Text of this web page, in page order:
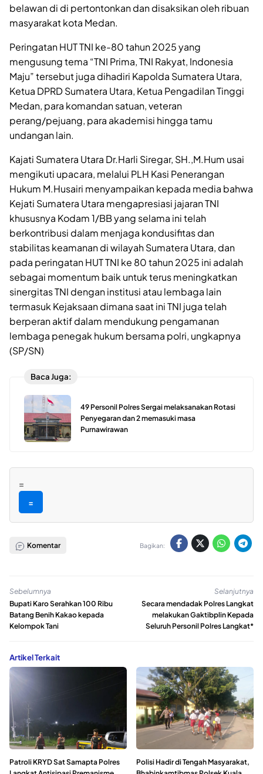
belawan di di pertontonkan dan disaksikan oleh ribuan
masyarakat kota Medan.
Peringatan HUT TNI ke-80 tahun 2025 yang
mengusung tema “TNI Prima, TNI Rakyat, Indonesia
Maju” tersebut juga dihadiri Kapolda Sumatera Utara,
Ketua DPRD Sumatera Utara, Ketua Pengadilan Tinggi
Medan, para komandan satuan, veteran
perang/pejuang, para akademisi hingga tamu
undangan lain.
Kajati Sumatera Utara Dr.Harli Siregar, SH.,M.Hum usai
mengikuti upacara, melalui PLH Kasi Penerangan
Hukum M.Husairi menyampaikan kepada media bahwa
Kejati Sumatera Utara mengapresiasi jajaran TNI
khususnya Kodam 1/BB yang selama ini telah
berkontribusi dalam menjaga kondusifitas dan
stabilitas keamanan di wilayah Sumatera Utara, dan
pada peringatan HUT TNI ke 80 tahun 2025 ini adalah
sebagai momentum baik untuk terus meningkatkan
sinergitas TNI dengan institusi atau lembaga lain
termasuk Kejaksaan dimana saat ini TNI juga telah
berperan aktif dalam mendukung pengamanan
lembaga penegak hukum bersama polri, ungkapnya
(SP/SN)
Baca Juga:
49 Personil Polres Sergai melaksanakan Rotasi
Penyegaran dan 2 memasuki masa
Purnawirawan
=
=
Komentar Bagikan:
Sebelumnya
Bupati Karo Serahkan 100 Ribu
Batang Benih Kakao kepada
Kelompok Tani
Selanjutnya
Secara mendadak Polres Langkat
melakukan Gaktibplin Kepada
Seluruh Personil Polres Langkat*
Artikel Terkait
Patroli KRYD Sat Samapta Polres
Polisi Hadir di Tengah Masyarakat,